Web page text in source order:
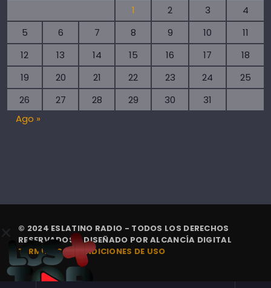
1
2 3
4
5
6 7 8 9 10
11
12
13 14 15 16 17
18
19
20 21 22 23 24
25
26
27 28 29 30
31
Ago »
© 2024 ESLATINO RADIO - TODOS LOS DERECHOS
RESERVADOS. | DISEÑADO PORALCANCÍA DIGITAL
TÉRMINOS Y CONDICIONES DE USO